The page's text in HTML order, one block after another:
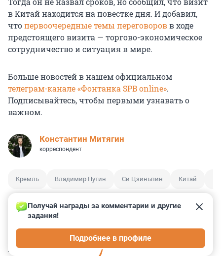
в Китай находится на повестке дня. И добавил,
чтопервоочередные темы переговоровв ходе
предстоящего визита — торгово-экономическое
сотрудничество и ситуация в мире.
Больше новостей в нашем официальном
телеграм-канале «Фонтанка SPB online».
Подписывайтесь, чтобы первыми узнавать о
важном.
Константин Митягин
корреспондент
Кремль Владимир Путин Си Цзиньпин Китай
КОММЕНТАРИИ 22
Получай награды за комментарии и другие
задания!
Подробнее в профиле